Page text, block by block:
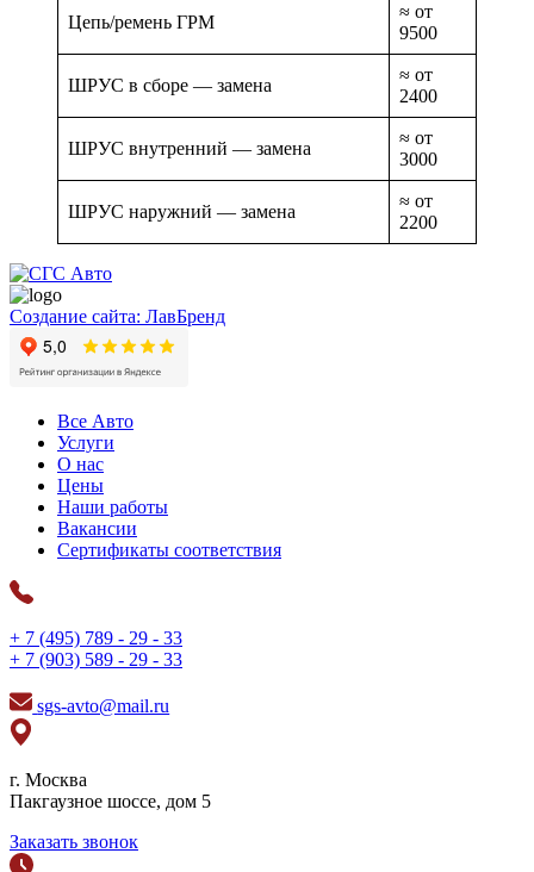
Цепь/ремень ГРМ
≈ от
9500
ШРУС в сборе — замена
≈ от
2400
ШРУС внутренний — замена
≈ от
3000
ШРУС наружний — замена
≈ от
2200
Создание сайта: ЛавБренд
Все Авто
Услуги
О нас
Цены
Наши работы
Вакансии
Сертификаты соответствия
+ 7 (495) 789 - 29 - 33
+ 7 (903) 589 - 29 - 33
sgs-avto@mail.ru
г. Москва
Пакгаузное шоссе, дом 5
Заказать звонок